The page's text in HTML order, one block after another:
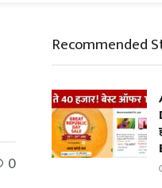
0
Recommended